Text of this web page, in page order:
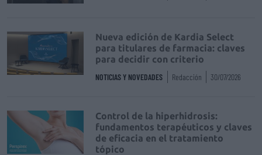
Nueva edición de Kardia Select
para titulares de farmacia: claves
para decidir con criterio
NOTICIAS Y NOVEDADES Redacción 30/07/2026
Control de la hiperhidrosis:
fundamentos terapéuticos y claves
de eficacia en el tratamiento
tópico